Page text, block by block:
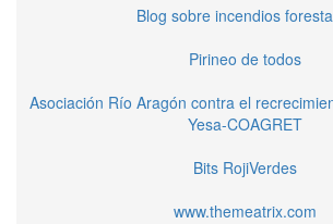
Blog sobre incendios
Pirineo de todos
Asociación Río Aragón contra el
Yesa-COAGRET
Bits RojiVerdes
www.themeatrix.com